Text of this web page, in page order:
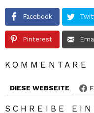
Facebook
Pinterest
KOMMENTARE
DIESE WEBSEITE
SCHREIBE